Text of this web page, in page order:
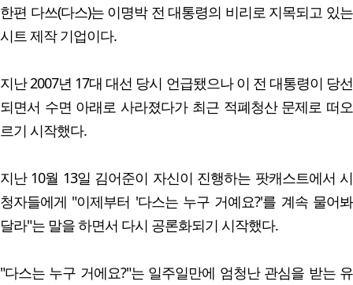
한편 다쓰(다스)는 이명박 전 대통령의 비리로 지목되고 있는
시트 제작 기업이다.
지난 2007년 17대 대선 당시 언급됐으나 이 전 대통령이 당선
되면서 수면 아래로 사라졌다가 최근 적폐청산 문제로 떠오
르기 시작했다.
지난 10월 13일 김어준이 자신이 진행하는 팟캐스트에서 시
청자들에게 "이제부터 '다스는 누구 거예요?'를 계속 물어봐
달라"는 말을 하면서 다시 공론화되기 시작했다.
"다스는 누구 거에요?"는 일주일만에 엄청난 관심을 받는 유